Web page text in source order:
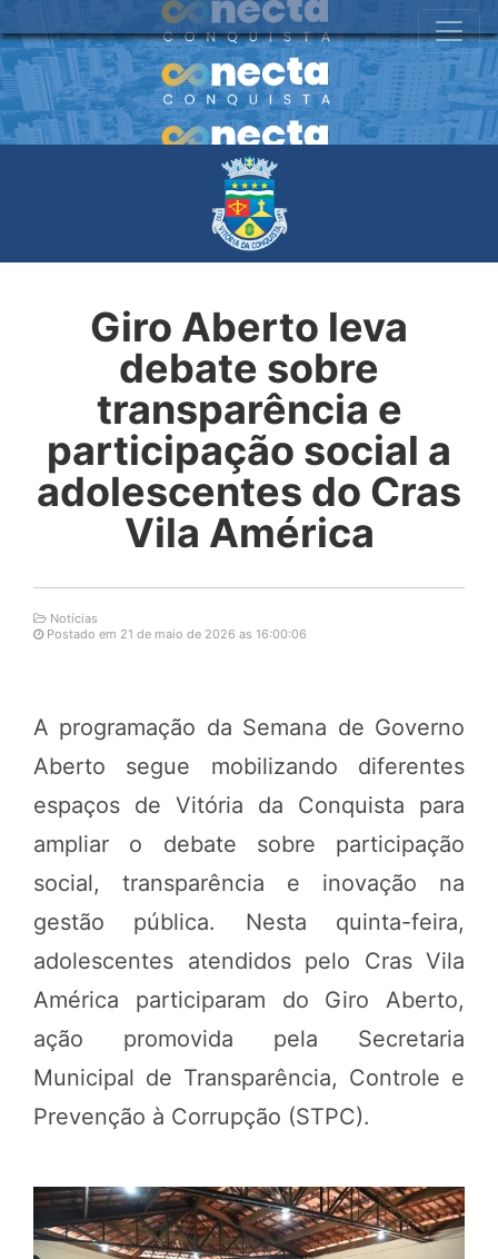
Giro Aberto leva
debate sobre
transparência e
participação social a
adolescentes do Cras
Vila América
Notícias
Postado em 21 de maio de 2026 as 16:00:06
A programação da Semana de Governo
Aberto segue mobilizando diferentes
espaços de Vitória da Conquista para
ampliar o debate sobre participação
social, transparência e inovação na
gestão pública. Nesta quinta-feira,
adolescentes atendidos pelo Cras Vila
América participaram do Giro Aberto,
ação promovida pela Secretaria
Municipal de Transparência, Controle e
Prevenção à Corrupção (STPC).